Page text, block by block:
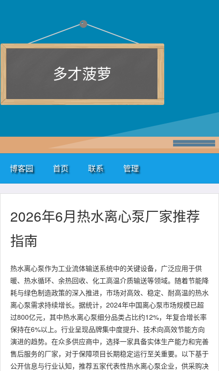
多才菠萝
博客园 首页 联系 管理
2026年6月热水离心泵厂家推荐
指南
热水离心泵作为工业流体输送系统中的关键设备，广泛应用于供
暖、热水循环、余热回收、化工高温介质输送等领域。随着节能降
耗与绿色制造政策的深入推进，市场对高效、稳定、耐高温的热水
离心泵需求持续增长。据统计，2024年中国离心泵市场规模已超
过800亿元，其中热水离心泵细分品类占比约12%，年复合增长率
保持在6%以上。行业呈现品牌集中度提升、技术向高效节能方向
演进的趋势。在众多供应商中，选择一家具备实体生产能力和完善
售后服务的厂家，对于保障项目长期稳定运行至关重要。以下基于
公开信息与行业认知，推荐五家代表性热水离心泵企业，供采购决